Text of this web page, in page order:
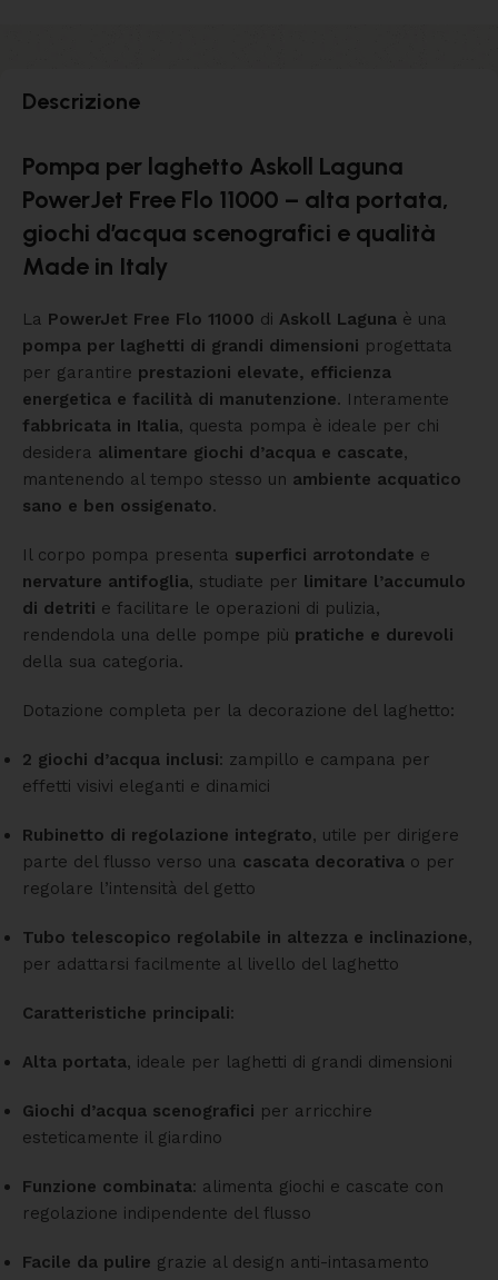
Descrizione
Pompa per laghetto Askoll Laguna
PowerJet Free Flo 11000 – alta portata,
giochi d’acqua scenografici e qualità
Made in Italy
La PowerJet Free Flo 11000 di Askoll Laguna è una
pompa per laghetti di grandi dimensioni progettata
per garantire prestazioni elevate, efficienza
energetica e facilità di manutenzione. Interamente
fabbricata in Italia, questa pompa è ideale per chi
desidera alimentare giochi d’acqua e cascate,
mantenendo al tempo stesso un ambiente acquatico
sano e ben ossigenato.
Il corpo pompa presenta superfici arrotondate e
nervature antifoglia, studiate per limitare l’accumulo
di detriti e facilitare le operazioni di pulizia,
rendendola una delle pompe più pratiche e durevoli
della sua categoria.
Dotazione completa per la decorazione del laghetto:
2 giochi d’acqua inclusi: zampillo e campana per
effetti visivi eleganti e dinamici
Rubinetto di regolazione integrato, utile per dirigere
parte del flusso verso una cascata decorativa o per
regolare l’intensità del getto
Tubo telescopico regolabile in altezza e inclinazione,
per adattarsi facilmente al livello del laghetto
Caratteristiche principali:
Alta portata, ideale per laghetti di grandi dimensioni
Giochi d’acqua scenografici per arricchire
esteticamente il giardino
Funzione combinata: alimenta giochi e cascate con
regolazione indipendente del flusso
Facile da pulire grazie al design anti-intasamento